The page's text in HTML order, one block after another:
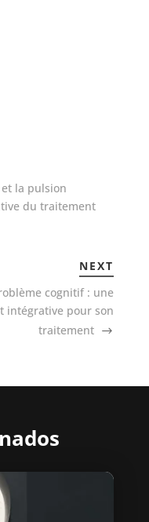
la pulsion
du traitement
NEXT
cognitif : une
intégrative pour son
traitement